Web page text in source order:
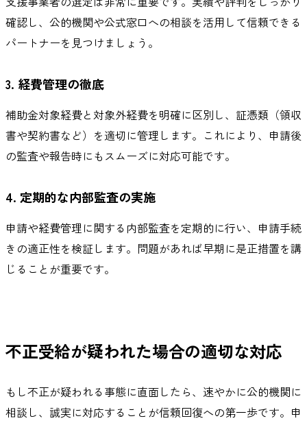
確認し、公的機関や公式窓口への相談を活用して信頼できる
パートナーを見つけましょう。
3. 経費管理の徹底
補助金対象経費と対象外経費を明確に区別し、証憑類（領収
書や契約書など）を適切に管理します。これにより、申請後
の監査や報告時にもスムーズに対応可能です。
4. 定期的な内部監査の実施
申請や経費管理に関する内部監査を定期的に行い、申請手続
きの適正性を検証します。問題があれば早期に是正措置を講
じることが重要です。
不正受給が疑われた場合の適切な対応
もし不正が疑われる事態に直面したら、速やかに公的機関に
相談し、誠実に対応することが信頼回復への第一歩です。申